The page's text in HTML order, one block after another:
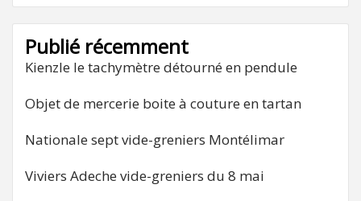
Publié récemment
Kienzle le tachymètre détourné en pendule
Objet de mercerie boite à couture en tartan
Nationale sept vide-greniers Montélimar
Viviers Adeche vide-greniers du 8 mai